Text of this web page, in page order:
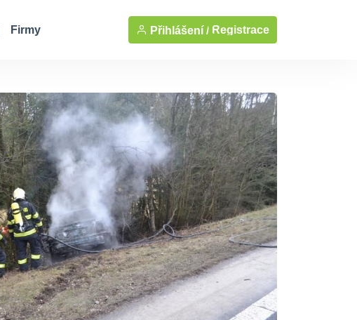
Firmy Přihlášení / Registrace